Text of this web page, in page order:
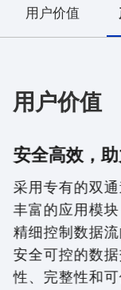
用户价值
用户价值
安全高效，
采用专有的双
丰富的应用模
精细控制数据
安全可控的数
性、完整性和